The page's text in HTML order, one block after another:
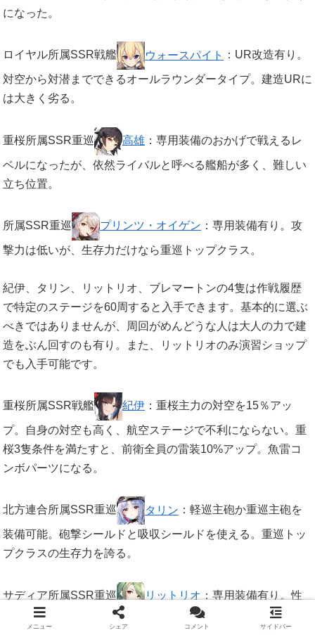
になった。
ロイヤル所属SSR戦艦 ウォースパイト ：UR改造有り。
対空から対潜までできるオールラウンダータイプ。建造URに
は大きく劣る。
重桜所属SSR重巡 高雄 ：専用装備のおかげで戦えるレ
ベルになったが、依然ライバルと呼べる艦船が多く、難しい
立ち位置。
所属SSR重巡 プリンツ・オイゲン ：専用装備有り。攻
撃力は低いが、生存力だけなら重巡トップクラス。
紀伊、タリン、リットリオ、ブレマートンの4隻は作戦履歴
で特定のステージを60周すると入手できます。基本的に選ぶ
べきではありませんが、周回がめんどうな人は大人の力で建
造をぶん回すのも有り。また、リットリオのみ演習ショップ
でも入手可能です。
重桜所属SSR戦艦 紀伊 ：重桜主力の対空を15％アッ
プ。自身の対空も高く、航空ステージで不利にならない。重
桜3隻条件を満たすと、前衛全員の雷装10%アップ。魚雷コ
ンボパーツになる。
北方連合所属SSR重巡 タリン ：軽巡主砲か重巡主砲を
装備可能。砲撃シールドと吸収シールドを使える。重巡トッ
プクラスの生存力を誇る。
サディア所属SSR重巡 リットリオ ：専用装備有り。性
能が変化する確率弾幕。自身と前衛に魚雷シールドを展開。
メニュー シェア コメント サイドバー